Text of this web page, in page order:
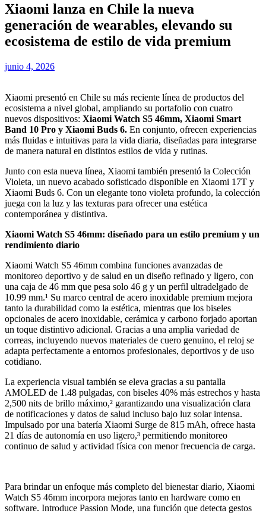
Xiaomi lanza en Chile la nueva
generación de wearables, elevando su
ecosistema de estilo de vida premium
junio 4, 2026
Xiaomi presentó en Chile su más reciente línea de productos del
ecosistema a nivel global, ampliando su portafolio con cuatro
nuevos dispositivos: Xiaomi Watch S5 46mm, Xiaomi Smart
Band 10 Pro y Xiaomi Buds 6. En conjunto, ofrecen experiencias
más fluidas e intuitivas para la vida diaria, diseñadas para integrarse
de manera natural en distintos estilos de vida y rutinas.
Junto con esta nueva línea, Xiaomi también presentó la Colección
Violeta, un nuevo acabado sofisticado disponible en Xiaomi 17T y
Xiaomi Buds 6. Con un elegante tono violeta profundo, la colección
juega con la luz y las texturas para ofrecer una estética
contemporánea y distintiva.
Xiaomi Watch S5 46mm: diseñado para un estilo premium y un
rendimiento diario
Xiaomi Watch S5 46mm combina funciones avanzadas de
monitoreo deportivo y de salud en un diseño refinado y ligero, con
una caja de 46 mm que pesa solo 46 g y un perfil ultradelgado de
10.99 mm.¹ Su marco central de acero inoxidable premium mejora
tanto la durabilidad como la estética, mientras que los biseles
opcionales de acero inoxidable, cerámica y carbono forjado aportan
un toque distintivo adicional. Gracias a una amplia variedad de
correas, incluyendo nuevos materiales de cuero genuino, el reloj se
adapta perfectamente a entornos profesionales, deportivos y de uso
cotidiano.
La experiencia visual también se eleva gracias a su pantalla
AMOLED de 1.48 pulgadas, con biseles 40% más estrechos y hasta
2,500 nits de brillo máximo,² garantizando una visualización clara
de notificaciones y datos de salud incluso bajo luz solar intensa.
Impulsado por una batería Xiaomi Surge de 815 mAh, ofrece hasta
21 días de autonomía en uso ligero,³ permitiendo monitoreo
continuo de salud y actividad física con menor frecuencia de carga.
Para brindar un enfoque más completo del bienestar diario, Xiaomi
Watch S5 46mm incorpora mejoras tanto en hardware como en
software. Introduce Passion Mode, una función que detecta gestos